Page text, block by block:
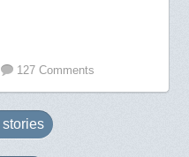
127 Comments
stories